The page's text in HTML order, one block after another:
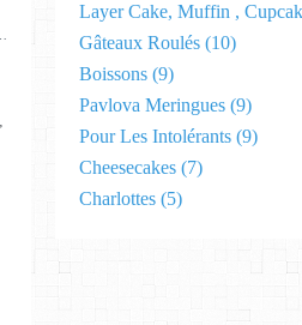
Layer Cake, Muffin ,
Gâteaux Roulés (10)
Boissons (9)
Pavlova Meringues (9)
Pour Les Intolérants (9)
Cheesecakes (7)
Charlottes (5)